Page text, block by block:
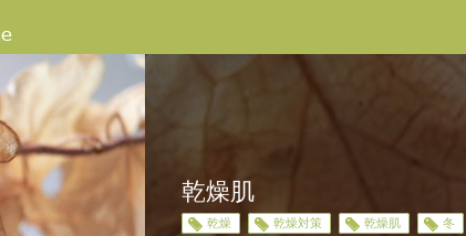
乾燥肌
乾燥 乾燥対策 乾燥肌 冬